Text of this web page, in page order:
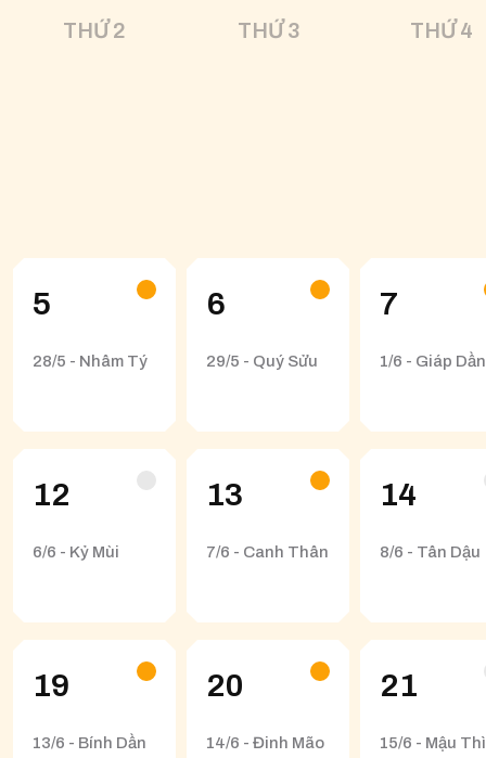
THỨ 2 THỨ 3 THỨ 4
5
28/5 - Nhâm Tý
6
29/5 - Quý Sửu
7
1/6 - Giáp Dần
12
6/6 - Kỷ Mùi
13
7/6 - Canh Thân
14
8/6 - Tân Dậu
19
13/6 - Bính Dần
20
14/6 - Đinh Mão
21
15/6 - Mậu